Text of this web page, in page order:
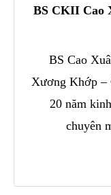
BS CKII Cao
BS Cao
Xương Khớp –
20 năm
chuyên